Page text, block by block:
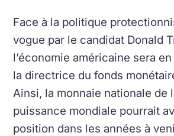
Face à la politique
vogue par le candidat Donald
l’économie américaine sera
la directrice du fonds
Ainsi, la monnaie nationale de
puissance mondiale pourrait
position dans les années à